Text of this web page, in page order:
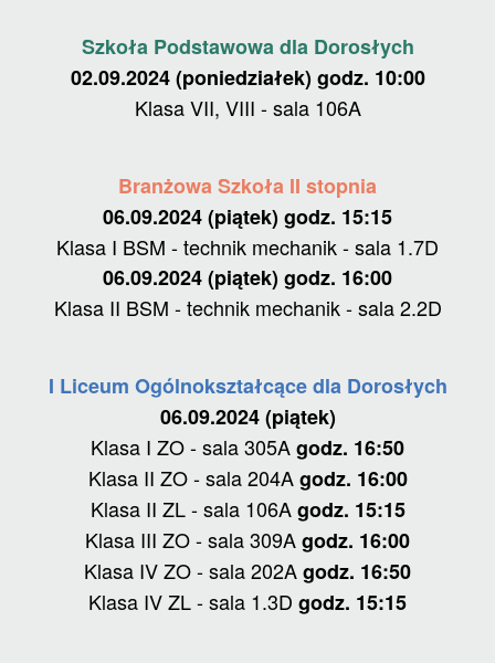
Szkoła Podstawowa dla Dorosłych
02.09.2024 (poniedziałek) godz. 10:00
Klasa VII, VIII - sala 106A
Branżowa Szkoła II stopnia
06.09.2024 (piątek) godz. 15:15
Klasa I BSM - technik mechanik - sala 1.7D
06.09.2024 (piątek) godz. 16:00
Klasa II BSM - technik mechanik - sala 2.2D
I Liceum Ogólnokształcące dla Dorosłych
06.09.2024 (piątek)
Klasa I ZO - sala 305Agodz. 16:50
Klasa II ZO - sala 204Agodz. 16:00
Klasa II ZL - sala 106Agodz. 15:15
Klasa III ZO - sala 309Agodz. 16:00
Klasa IV ZO - sala 202Agodz. 16:50
Klasa IV ZL - sala 1.3D godz. 15:15